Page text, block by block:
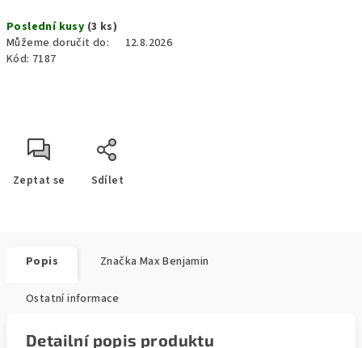
cena:
Poslední kusy (3 ks)
Můžeme doručit do:
12.8.2026
Kód: 7187
Zeptat se Sdílet
Popis Značka Max Benjamin
Ostatní informace
Detailní popis produktu